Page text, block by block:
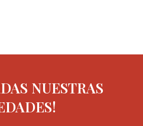
NUESTRAS